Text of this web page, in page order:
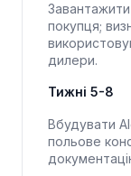
Завантажити
покупця;
дилери.
Тижні 5-8
Вбудувати
польове